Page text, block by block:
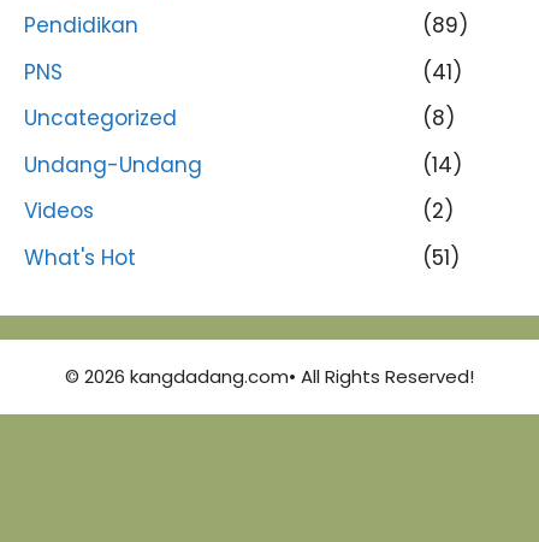
Pendidikan
(89)
PNS
(41)
Uncategorized
(8)
Undang-Undang
(14)
Videos
(2)
What's Hot
(51)
© 2026 kangdadang.com• All Rights Reserved!